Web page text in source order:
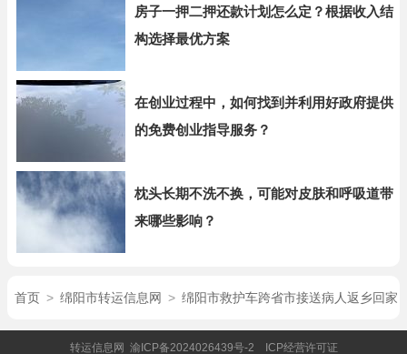
房子一押二押还款计划怎么定？根据收入结
构选择最优方案
在创业过程中，如何找到并利用好政府提供
的免费创业指导服务？
枕头长期不洗不换，可能对皮肤和呼吸道带
来哪些影响？
首页 > 绵阳市转运信息网 > 绵阳市救护车跨省市接送病人返乡回家
转运信息网 渝ICP备2024026439号-2 ICP经营许可证